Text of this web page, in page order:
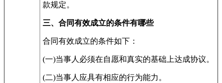
款规定。
三、合同有效成立的条件有哪些
合同有效成立的条件如下：
(一)当事人必须在自愿和真实的基础上达成协议。
(二)当事人应具有相应的行为能力。